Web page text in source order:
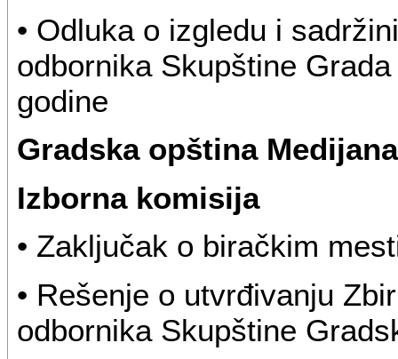
• Odluka o izgledu i
odbornika Skupštine
godine
Gradska opština Medijana
Izborna komisija
• Zaključak o biračkim
• Rešenje o utvrđivanju
odbornika Skupštine